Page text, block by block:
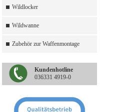
Wildlocker
Wildwanne
Zubehör zur Waffenmontage
Kundenhotline
036331 4919-0